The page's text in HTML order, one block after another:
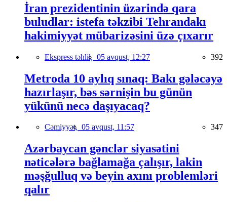
İran prezidentinin üzərində qara
buludlar: istefa təkzibi Tehrandakı
hakimiyyət mübarizəsini üzə çıxarır
Ekspress təhlil, 05 avqust, 12:27 392
Metroda 10 aylıq sınaq: Bakı gələcəyə
hazırlaşır, bəs sərnişin bu günün
yükünü necə daşıyacaq?
Cəmiyyət, 05 avqust, 11:57 347
Azərbaycan gənclər siyasətini
nəticələrə bağlamağa çalışır, lakin
məşğulluq və beyin axını problemləri
qalır